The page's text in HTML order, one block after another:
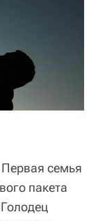
Первая семья
пакета